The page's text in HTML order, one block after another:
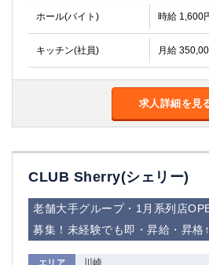
ホール(バイト) 時給 1,600
キッチン(社員) 月給
求人詳細を見
CLUB Sherry(シェリー)
老舗大手グループ・1月系列店
募集！未経験でも即・昇給・昇
エリア 川崎